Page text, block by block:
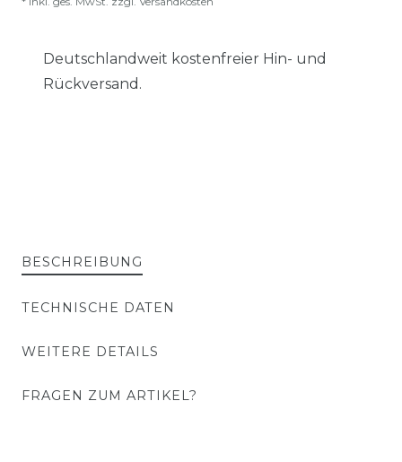
Deutschlandweit kostenfreier Hin- und
Rückversand.
BESCHREIBUNG
TECHNISCHE DATEN
WEITERE DETAILS
FRAGEN ZUM ARTIKEL?